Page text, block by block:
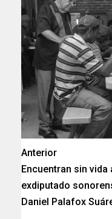
Anterior
Encuentran sin vida
exdiputado
Daniel Palafox